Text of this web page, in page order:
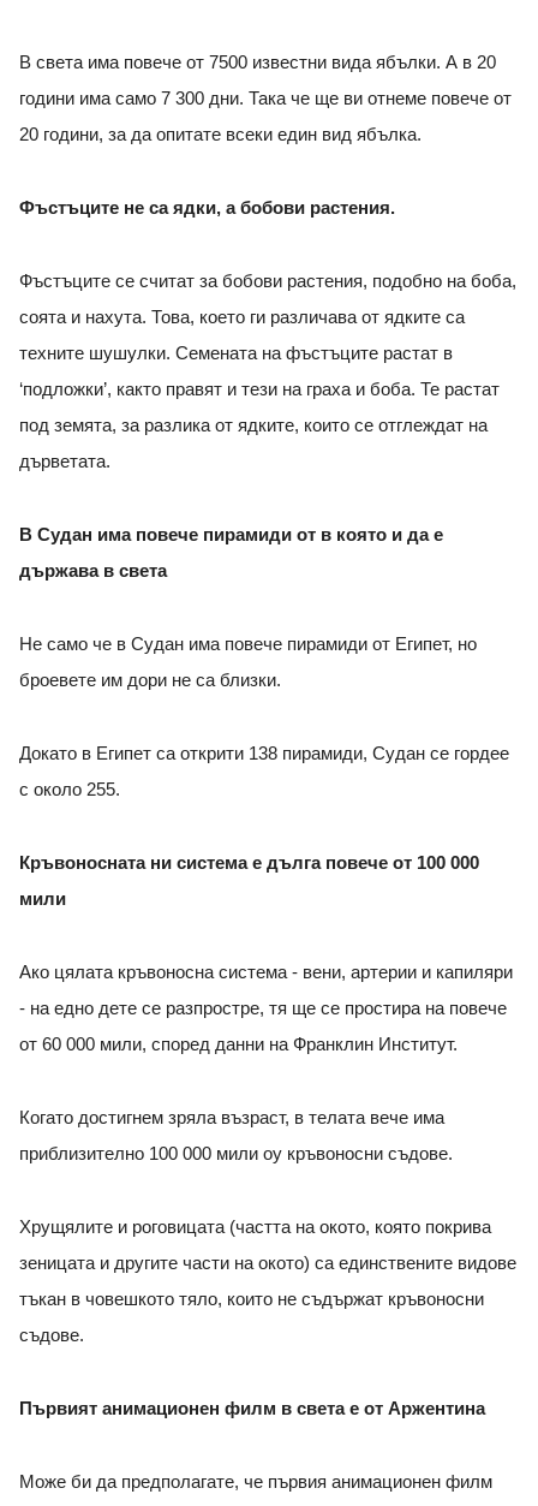
В света има повече от 7500 известни вида ябълки. А в 20
години има само 7 300 дни. Така че ще ви отнеме повече от
20 години, за да опитате всеки един вид ябълка.
Фъстъците не са ядки, а бобови растения.
Фъстъците се считат за бобови растения, подобно на боба,
соята и нахута. Това, което ги различава от ядките са
техните шушулки. Семената на фъстъците растат в
‘подложки’, както правят и тези на граха и боба. Те растат
под земята, за разлика от ядките, които се отглеждат на
дърветата.
В Судан има повече пирамиди от в която и да е
държава в света
Не само че в Судан има повече пирамиди от Египет, но
броевете им дори не са близки.
Докато в Египет са открити 138 пирамиди, Судан се гордее
с около 255.
Кръвоносната ни система е дълга повече от 100 000
мили
Ако цялата кръвоносна система - вени, артерии и капиляри
- на едно дете се разпростре, тя ще се простира на повече
от 60 000 мили, според данни на Франклин Институт.
Когато достигнем зряла възраст, в телата вече има
приблизително 100 000 мили оу кръвоносни съдове.
Хрущялите и роговицата (частта на окото, която покрива
зеницата и другите части на окото) са единствените видове
тъкан в човешкото тяло, които не съдържат кръвоносни
съдове.
Първият анимационен филм в света е от Аржентина
Може би да предполагате, че първия анимационен филм